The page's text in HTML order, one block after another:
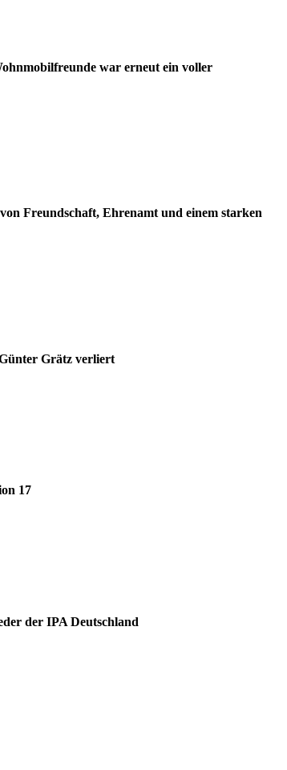
war erneut ein voller
Freundschaft, Ehrenamt und einem starken
Grätz verliert
17
der IPA Deutschland